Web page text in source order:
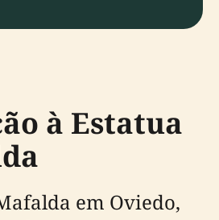
à Estatua
em Oviedo,